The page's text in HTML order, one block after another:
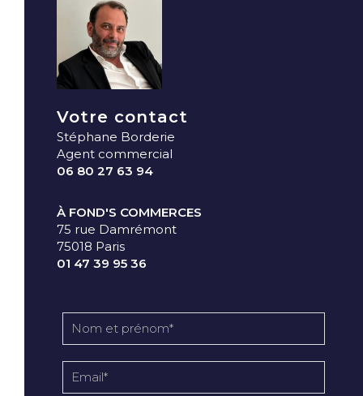
Votre contact
Stéphane Borderie
Agent commercial
06 80 27 63 94
À FOND'S COMMERCES
75 rue Damrémont
75018 Paris
01 47 39 95 36